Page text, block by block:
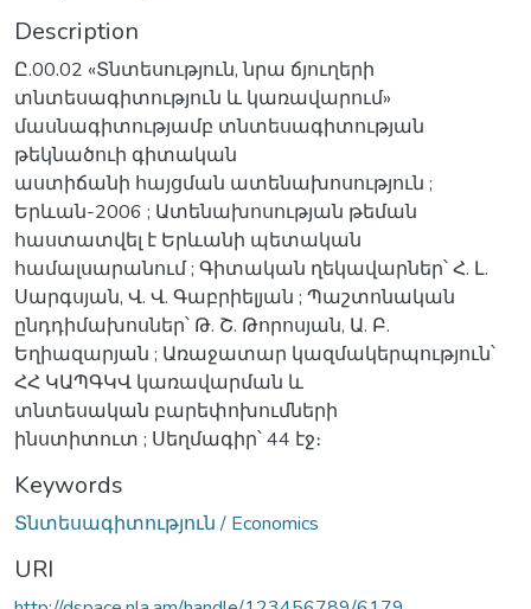
Description
Ը.00.02 «Տնտեսություն, նրա ճյուղերի
տնտեսագիտություն և կառավարում»
մասնագիտությամբ տնտեսագիտության
թեկնածուի գիտական
աստիճանի հայցման ատենախոսություն ;
Երևան-2006 ; Ատենախոսության թեման
հաստատվել է Երևանի պետական
համալսարանում ; Գիտական ղեկավարներ՝ Հ. Լ.
Սարգսյան, Վ. Վ. Գաբրիելյան ; Պաշտոնական
ընդդիմախոսներ՝ Թ. Շ. Թորոսյան, Ա. Բ.
Եղիազարյան ; Առաջատար կազմակերպություն՝
ՀՀ ԿԱՊԳԿՎ կառավարման և
տնտեսական բարեփոխումների
ինստիտուտ ; Սեղմագիր՝ 44 էջ։
Keywords
Տնտեսագիտություն / Economics
URI